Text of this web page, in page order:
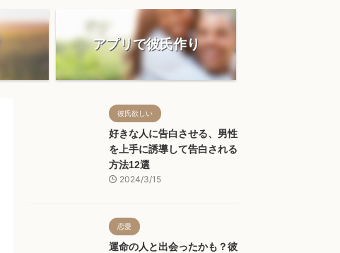
アプリで彼氏作り
彼氏欲しい
好きな人に告白させる、男性
を上手に誘導して告白される
方法12選
2024/3/15
恋愛
運命の人と出会ったかも？彼